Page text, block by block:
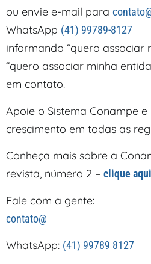
ou envie e-mail para
WhatsApp (41) 99789-8127
informando “quero associar
“quero associar minha
em contato.
Apoie o Sistema Conampe
crescimento em todas as
Conheça mais sobre a
revista, número 2 – clique
Fale com a gente:
contato@
WhatsApp: (41) 99789 8127